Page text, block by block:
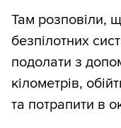
Там розповіли,
безпілотних
подолати з
кілометрів,
та потрапити в